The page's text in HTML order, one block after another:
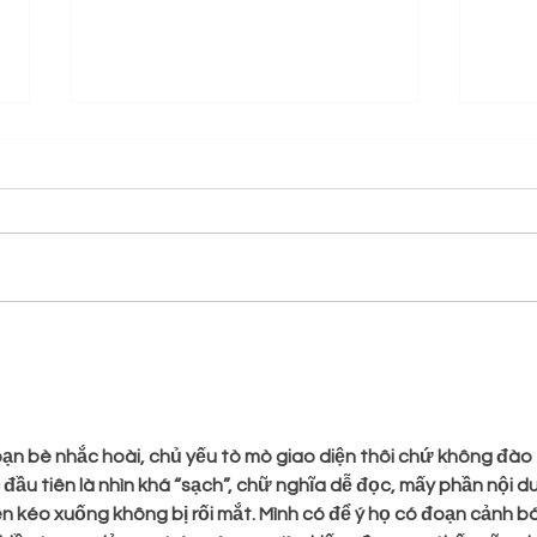
bè nhắc hoài, chủ yếu tò mò giao diện thôi chứ không đào
tiên là nhìn khá “sạch”, chữ nghĩa dễ đọc, mấy phần nội
xuống không bị rối mắt. Mình có để ý họ có đoạn cảnh